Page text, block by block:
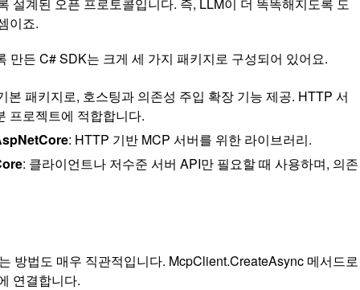
이죠.
만든 C# SDK는 크게 세 가지 패키지로 구성되어 있어요.
본 패키지로, 호스팅과 의존성 주입 확장 기능 제공. HTTP 서
프로젝트에 적합합니다.
: HTTP 기반 MCP 서버를 위한 라이브러리.
: 클라이언트나 저수준 서버 API만 필요할 때 사용하며, 의존
방법도 매우 직관적입니다. McpClient.CreateAsync 메서드로
연결합니다.